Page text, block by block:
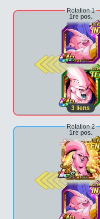
Rotation 1
1re pos.
2e pos.
3 liens
Rotation 2
1re pos.
2e pos.